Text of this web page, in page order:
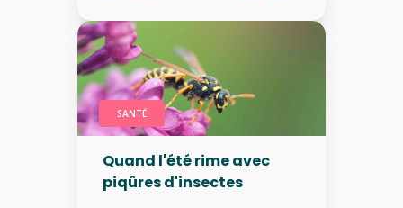
SANTÉ
Quand l'été rime avec
piqûres d'insectes